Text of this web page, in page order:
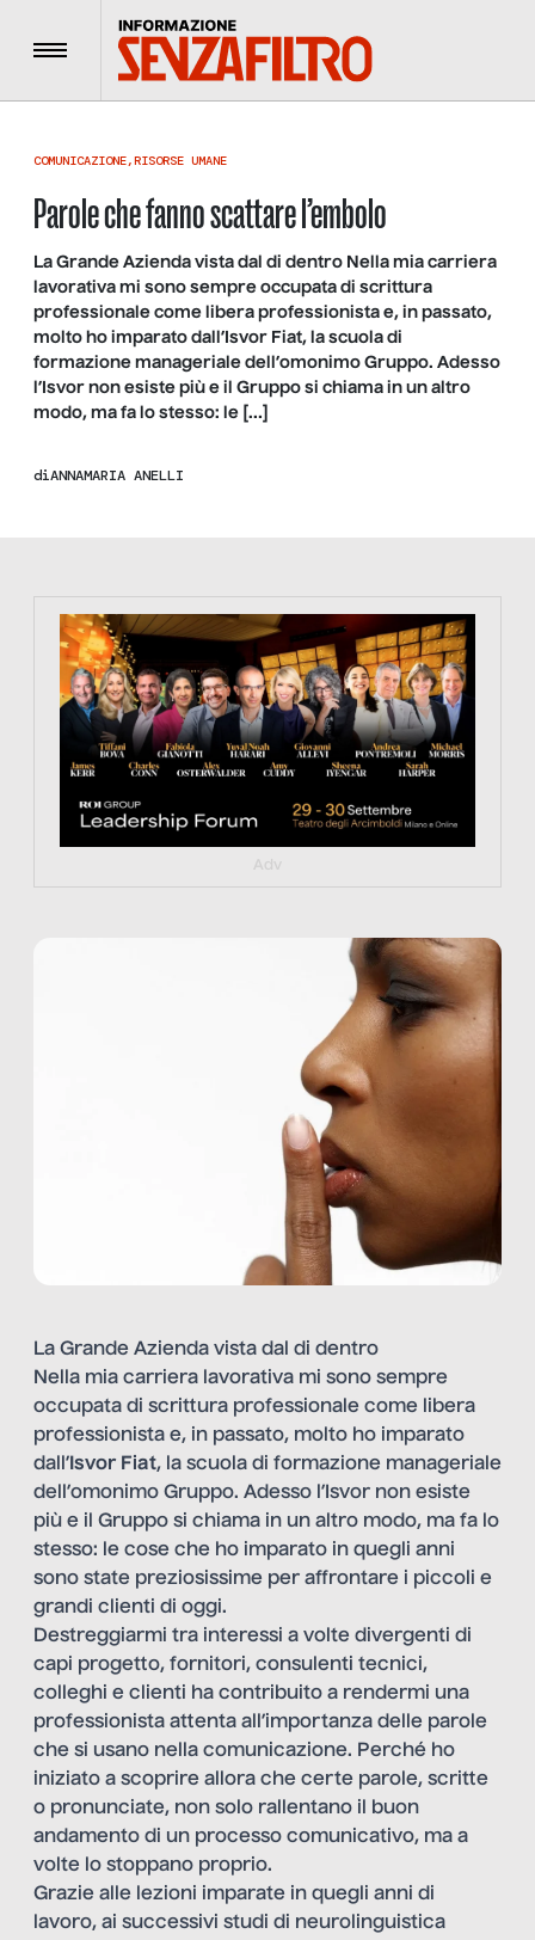
Menu
COMUNICAZIONE,RISORSE UMANE
Parole che fanno scattare l’embolo
La Grande Azienda vista dal di dentro Nella mia carriera
lavorativa mi sono sempre occupata di scrittura
professionale come libera professionista e, in passato,
molto ho imparato dall’Isvor Fiat, la scuola di
formazione manageriale dell’omonimo Gruppo. Adesso
l’Isvor non esiste più e il Gruppo si chiama in un altro
modo, ma fa lo stesso: le […]
diANNAMARIA ANELLI
https://tinyurl.com/363fvfm9
Adv
La Grande Azienda vista dal di dentro
Nella mia carriera lavorativa mi sono sempre
occupata di scrittura professionale come libera
professionista e, in passato, molto ho imparato
dall’Isvor Fiat, la scuola di formazione manageriale
dell’omonimo Gruppo. Adesso l’Isvor non esiste
più e il Gruppo si chiama in un altro modo, ma fa lo
stesso: le cose che ho imparato in quegli anni
sono state preziosissime per affrontare i piccoli e
grandi clienti di oggi.
Destreggiarmi tra interessi a volte divergenti di
capi progetto, fornitori, consulenti tecnici,
colleghi e clienti ha contribuito a rendermi una
professionista attenta all’importanza delle parole
che si usano nella comunicazione. Perché ho
iniziato a scoprire allora che certe parole, scritte
o pronunciate, non solo rallentano il buon
andamento di un processo comunicativo, ma a
volte lo stoppano proprio.
Grazie alle lezioni imparate in quegli anni di
lavoro, ai successivi studi di neurolinguistica